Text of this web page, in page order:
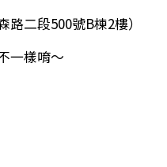
二段500號B棟2樓）
一樣唷～